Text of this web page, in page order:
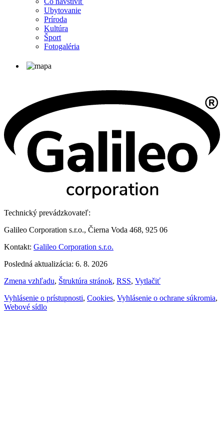
Ubytovanie
Príroda
Kultúra
Šport
Fotogaléria
Technický prevádzkovateľ:
Galileo Corporation s.r.o., Čierna Voda 468, 925 06
Kontakt: Galileo Corporation s.r.o.
Posledná aktualizácia: 6. 8. 2026
Zmena vzhľadu, Štruktúra stránok, RSS, Vytlačiť
Vyhlásenie o prístupnosti, Cookies, Vyhlásenie o ochrane súkromia,
Webové sídlo